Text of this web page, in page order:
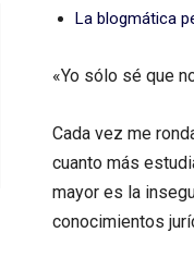
La blogmática
«Yo sólo sé que
Cada vez me
cuanto más
mayor es la
conocimientos